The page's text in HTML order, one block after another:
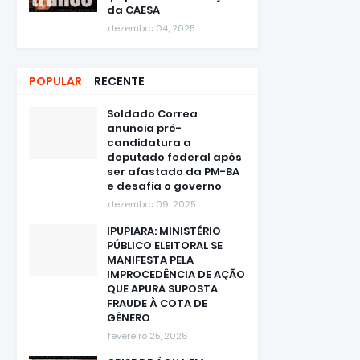
dezembro 04, 2025
anuncia pré-
candidatura a
deputado federal após
ser afastado da PM-BA
e desafia o governo
dezembro 09, 2025
IPUPIARA: MINISTÉRIO
PÚBLICO ELEITORAL SE
MANIFESTA PELA
IMPROCEDÊNCIA DE AÇÃO
QUE APURA SUPOSTA
FRAUDE À COTA DE
GÊNERO
fevereiro 25, 2026
CRISE DE ÁGUA EM